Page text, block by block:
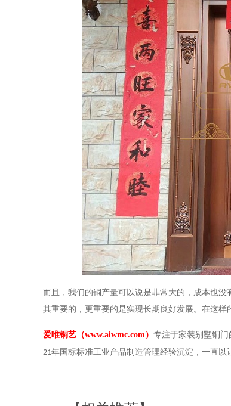
而且，我们的铜产量可以说是非常大的，成本也
其重要的，更重要的是实现长期良好发展。在这样
爱唯铜艺（www.aiwmc.com） 专注于家装别墅铜门
21年国标标准工业产品制造管理经验沉淀，一直以